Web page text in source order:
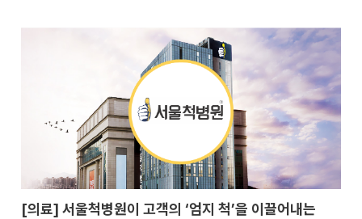
[의료] 서울척병원이 고객의 ‘엄지 척’을 이끌어내는